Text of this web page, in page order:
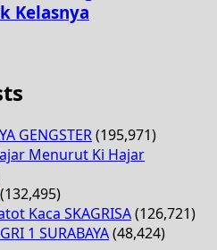
Kelasnya
GENGSTER(195,971)
Menurut Ki Hajar
(132,495)
Kaca SKAGRISA(126,721)
1 SURABAYA(48,424)